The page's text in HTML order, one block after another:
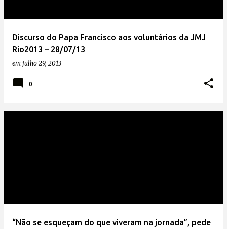
Discurso do Papa Francisco aos voluntários da JMJ
Rio2013 – 28/07/13
em julho 29, 2013
0
“Não se esqueçam do que viveram na jornada”, pede